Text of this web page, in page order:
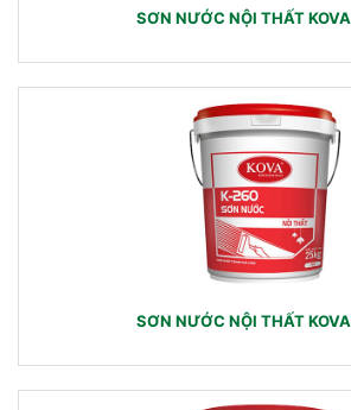
SƠN NƯỚC NỘI THẤT
SƠN NƯỚC NỘI THẤT